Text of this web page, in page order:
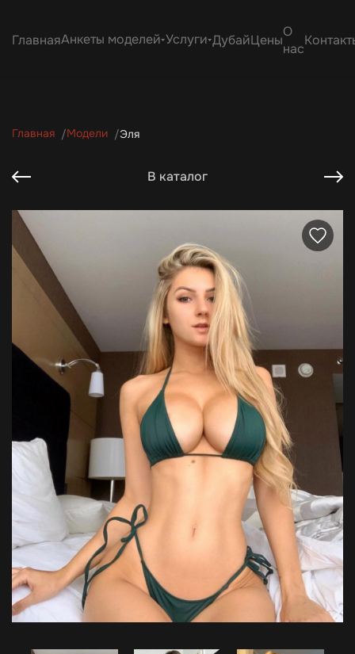
ГлавнаяАнкеты моделей Услуги ДубайЦены
О
нас
Главная Модели Эля
В каталог